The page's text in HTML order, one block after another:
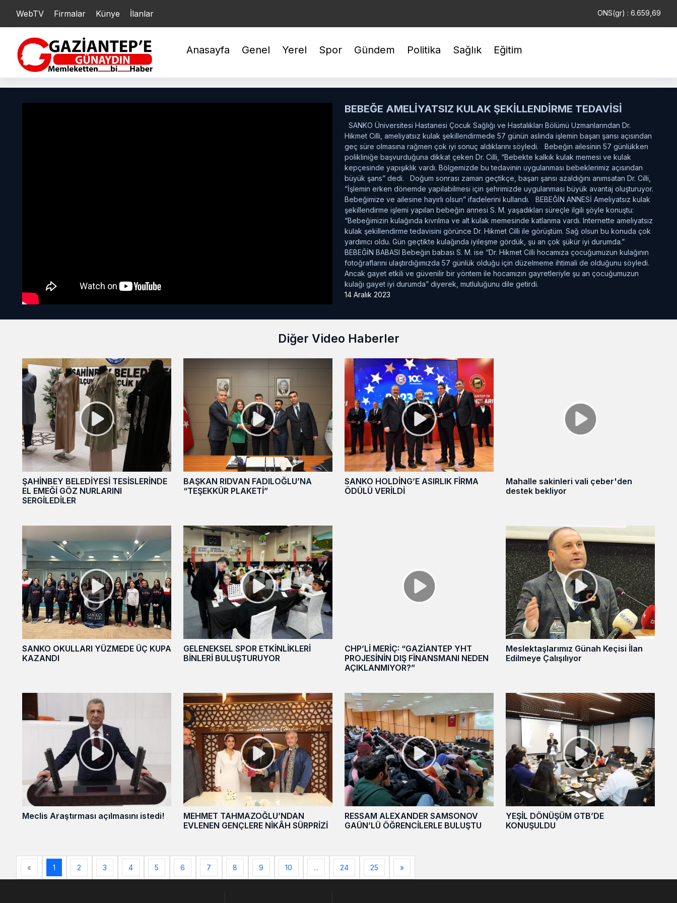
WebTV Firmalar Künye İlanlar
YARIM : 21.222,43 ONS(gr) : 6.659,69 TAM :
Anasayfa Genel Yerel Spor Gündem Politika Sağlık Eğitim
BEBEĞE AMELİYATSIZ KULAK ŞEKİLLENDİRME TEDAVİSİ
SANKO Üniversitesi Hastanesi Çocuk Sağlığı ve Hastalıkları Bölümü Uzmanlarından Dr.
Hikmet Cilli, ameliyatsız kulak şekillendirmede 57 günün aslında işlemin başarı şansı açısından
geç süre olmasına rağmen çok iyi sonuç aldıklarını söyledi. Bebeğin ailesinin 57 günlükken
polikliniğe başvurduğuna dikkat çeken Dr. Cilli, “Bebekte kalkık kulak memesi ve kulak
kepçesinde yapışıklık vardı. Bölgemizde bu tedavinin uygulanması bebeklerimiz açısından
büyük şans” dedi. Doğum sonrası zaman geçtikçe, başarı şansı azaldığını anımsatan Dr. Cilli,
“İşlemin erken dönemde yapılabilmesi için şehrimizde uygulanması büyük avantaj oluşturuyor.
Bebeğimize ve ailesine hayırlı olsun” ifadelerini kullandı. BEBEĞİN ANNESİ Ameliyatsız kulak
şekillendirme işlemi yapılan bebeğin annesi S. M. yaşadıkları süreçle ilgili şöyle konuştu:
“Bebeğimizin kulağında kıvrılma ve alt kulak memesinde katlanma vardı. Internette ameliyatsız
kulak şekillendirme tedavisini görünce Dr. Hikmet Cilli ile görüştüm. Sağ olsun bu konuda çok
yardımcı oldu. Gün geçtikte kulağında iyileşme gördük, şu an çok şükür iyi durumda.”
BEBEĞİN BABASI Bebeğin babası S. M. ise “Dr. Hikmet Cilli hocamıza çocuğumuzun kulağının
fotoğraflarını ulaştırdığımızda 57 günlük olduğu için düzelmeme ihtimali de olduğunu söyledi.
Ancak gayet etkili ve güvenilir bir yöntem ile hocamızın gayretleriyle şu an çocuğumuzun
kulağı gayet iyi durumda” diyerek, mutluluğunu dile getirdi.
14 Aralık 2023
Diğer Video Haberler
ŞAHİNBEY BELEDİYESİ TESİSLERİNDE
EL EMEĞİ GÖZ NURLARINI
SERGİLEDİLER
BAŞKAN RIDVAN FADILOĞLU’NA
“TEŞEKKÜR PLAKETİ”
SANKO HOLDİNG’E ASIRLIK FİRMA
ÖDÜLÜ VERİLDİ
Mahalle sakinleri vali çeber'den
destek bekliyor
SANKO OKULLARI YÜZMEDE ÜÇ KUPA
KAZANDI
GELENEKSEL SPOR ETKİNLİKLERİ
BİNLERİ BULUŞTURUYOR
CHP’Lİ MERİÇ: “GAZİANTEP YHT
PROJESİNİN DIŞ FİNANSMANI NEDEN
AÇIKLANMIYOR?”
Meslektaşlarımız Günah Keçisi İlan
Edilmeye Çalışılıyor
Meclis Araştırması açılmasını istedi!
MEHMET TAHMAZOĞLU’NDAN
EVLENEN GENÇLERE NİKÂH SÜRPRİZİ
RESSAM ALEXANDER SAMSONOV
GAÜN’LÜ ÖĞRENCİLERLE BULUŞTU
YEŞİL DÖNÜŞÜM GTB’DE
KONUŞULDU
« 1 2 3 4 5 6 7 8 9 10 ... 24 25 »